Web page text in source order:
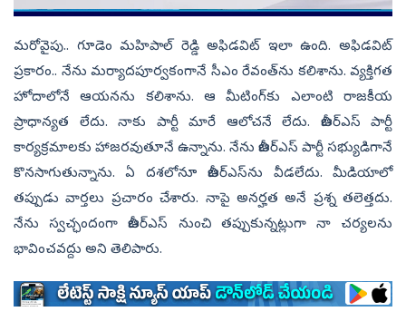
మరోవైపు.. గూడెం మ‌హిపాల్ రెడ్డి అఫిడ‌విట్‌ ఇలా ఉంది. అఫిడవిట్‌
ప్రకారం.. నేను మ‌ర్యాద‌పూర్వకంగానే సీఎం రేవంత్‌ను క‌లిశాను. వ్య‌క్తిగ‌త
హోదాలోనే ఆయ‌న‌ను క‌లిశాను. ఆ మీటింగ్‌కు ఎలాంటి రాజ‌కీయ
ప్రాధాన్య‌త లేదు. నాకు పార్టీ మారే ఆలోచ‌నే లేదు. బీఆర్‌ఎస్ పార్టీ
కార్య‌క్ర‌మాల‌కు హాజ‌ర‌వుతూనే ఉన్నాను. నేను బీఆర్‌ఎస్ పార్టీ స‌భ్యుడిగానే
కొన‌సాగుతున్నాను. ఏ ద‌శ‌లోనూ బీఆర్‌ఎస్‌ను వీడలేదు. మీడియాలో
త‌ప్పుడు వార్త‌లు ప్ర‌చారం చేశారు. నాపై అన‌ర్హ‌త అనే ప్ర‌శ్న త‌లెత్త‌దు.
నేను స్వ‌చ్ఛందంగా బీఆర్‌ఎస్ నుంచి త‌ప్పుకున్న‌ట్లుగా నా చ‌ర్య‌ల‌ను
భావించ‌వ‌ద్దు అని తెలిపారు.